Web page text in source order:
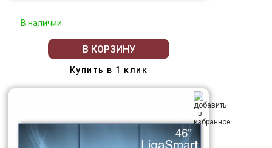
В наличии
В КОРЗИНУ
Купить в 1 клик